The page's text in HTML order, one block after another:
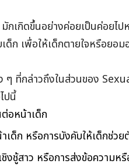
เกิดขึ้นอย่างค่อยเป็นค่อยไป
ด็ก เพื่อให้เด็กตายใจหรือยอ
ที่กล่าวถึงในส่วนของ
ปนี้
อหน้าเด็ก
เด็ก หรือการบังคับให้เด็กช่วย
ชิงชู้สาว หรือการส่งข้อความ